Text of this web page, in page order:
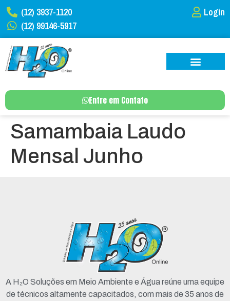
(12) 3937-1120
(12) 99146-5917
Login
Entre em Contato
Samambaia Laudo
Mensal Junho
A H₂O Soluções em Meio Ambiente e Água reúne uma equipe
de técnicos altamente capacitados, com mais de 35 anos de